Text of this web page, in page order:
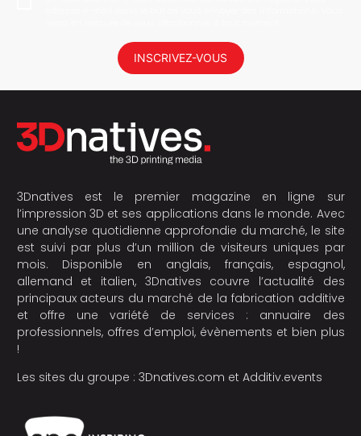
INSCRIVEZ-VOUS
3Dnatives est le premier magazine en ligne sur
l’impression 3D et ses applications dans le monde. Avec
une analyse quotidienne approfondie du marché, le site
est suivi par plus d’un million de visiteurs uniques par
mois. Disponible en anglais, français, espagnol,
allemand et italien, 3Dnatives couvre l’actualité des
principaux acteurs du marché de la fabrication additive
et offre une variété de services : annuaire des
professionnels, offres d’emploi, évènements et bien plus
!
Les sites du groupe : 3Dnatives.com et Additiv.events